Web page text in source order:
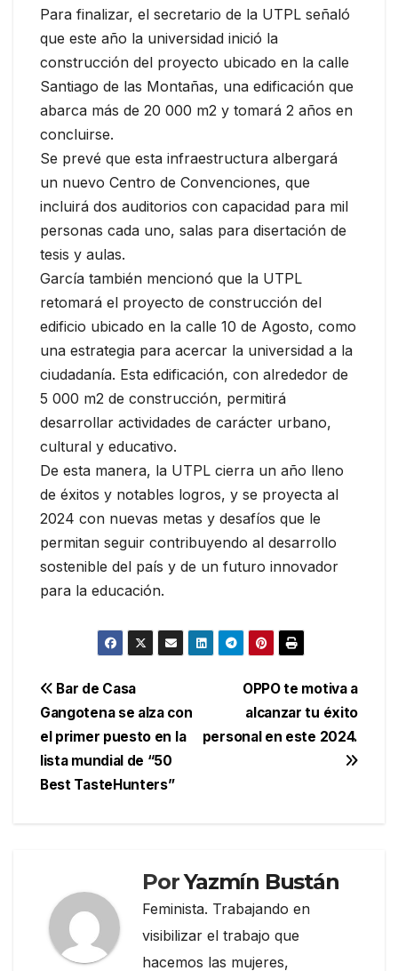
Para finalizar, el secretario de la UTPL señaló
que este año la universidad inició la
construcción del proyecto ubicado en la calle
Santiago de las Montañas, una edificación que
abarca más de 20 000 m2 y tomará 2 años en
concluirse.
Se prevé que esta infraestructura albergará
un nuevo Centro de Convenciones, que
incluirá dos auditorios con capacidad para mil
personas cada uno, salas para disertación de
tesis y aulas.
García también mencionó que la UTPL
retomará el proyecto de construcción del
edificio ubicado en la calle 10 de Agosto, como
una estrategia para acercar la universidad a la
ciudadanía. Esta edificación, con alrededor de
5 000 m2 de construcción, permitirá
desarrollar actividades de carácter urbano,
cultural y educativo.
De esta manera, la UTPL cierra un año lleno
de éxitos y notables logros, y se proyecta al
2024 con nuevas metas y desafíos que le
permitan seguir contribuyendo al desarrollo
sostenible del país y de un futuro innovador
para la educación.
Navegación
de
entradas
OPPO te motiva a
alcanzar tu éxito
personal en este 2024.
Bar de Casa
Gangotena se alza con
el primer puesto en la
lista mundial de “50
Best TasteHunters”
PorYazmín Bustán
Feminista. Trabajando en
visibilizar el trabajo que
hacemos las mujeres,